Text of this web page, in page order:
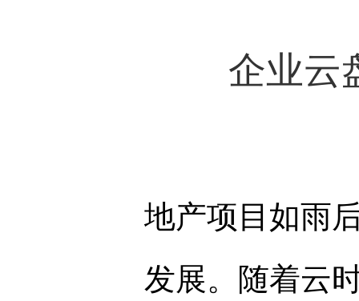
企业云
地产项目如雨
发展。随着云